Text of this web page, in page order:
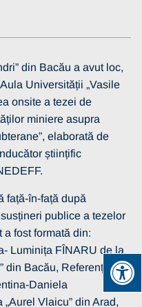
din Bacău a avut loc,
Universității „Vasile
onsite a tezei de
miniere asupra
elaborată de
științific
față-în-față după
publice a tezelor
fost formată din:
Luminița FÎNARU de la
din Bacău, Referenți
Daniela
Vlaicu” din Arad,